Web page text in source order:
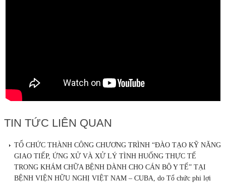
TIN TỨC LIÊN QUAN
TỔ CHỨC THÀNH CÔNG CHƯƠNG TRÌNH “ĐÀO TẠO KỸ NĂNG
GIAO TIẾP, ỨNG XỬ VÀ XỬ LÝ TÌNH HUỐNG THỰC TẾ
TRONG KHÁM CHỮA BỆNH DÀNH CHO CÁN BỘ Y TẾ” TẠI
BỆNH VIỆN HỮU NGHỊ VIỆT NAM – CUBA, do Tổ chức phi lợi